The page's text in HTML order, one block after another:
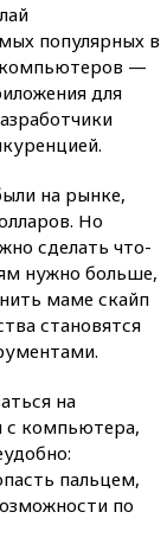
популярных в
компьютеров —
для
на рынке,
Но
сделать что-
нужно больше,
маме скайп
становятся
на
компьютера,
пальцем,
по